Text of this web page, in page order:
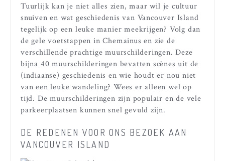
Tuurlijk kan je niet alles zien, maar wil je cultuur
snuiven en wat geschiedenis van Vancouver Island
tegelijk op een leuke manier meekrijgen? Volg dan
de gele voetstappen in Chemainus en zie de
verschillende prachtige muurschilderingen. Deze
bijna 40 muurschilderingen bevatten scènes uit de
(indiaanse) geschiedenis en wie houdt er nou niet
van een leuke wandeling? Wees er alleen wel op
tijd. De muurschilderingen zijn populair en de vele
parkeerplaatsen kunnen snel gevuld zijn.
DE REDENEN VOOR ONS BEZOEK AAN
VANCOUVER ISLAND